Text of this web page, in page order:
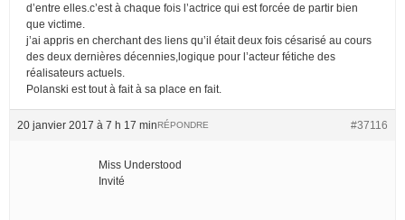
d’entre elles.c’est à chaque fois l’actrice qui est forcée de partir bien
que victime.
j’ai appris en cherchant des liens qu’il était deux fois césarisé au cours
des deux dernières décennies,logique pour l’acteur fétiche des
réalisateurs actuels.
Polanski est tout à fait à sa place en fait.
20 janvier 2017 à 7 h 17 min #37116
RÉPONDRE
Miss Understood
Invité